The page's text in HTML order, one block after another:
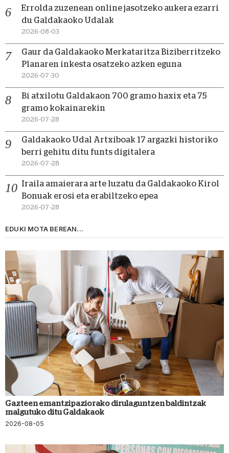
Errolda zuzenean online jasotzeko aukera ezarri
du Galdakaoko Udalak
2026-08-03
Gaur da Galdakaoko Merkataritza Biziberritzeko
Planaren inkesta osatzeko azken eguna
2026-07-30
Bi atxilotu Galdakaon 700 gramo haxix eta 75
gramo kokainarekin
2026-07-28
Galdakaoko Udal Artxiboak 17 argazki historiko
berri gehitu ditu funts digitalera
2026-07-28
Iraila amaierara arte luzatu da Galdakaoko Kirol
Bonuak erosi eta erabiltzeko epea
2026-07-28
EDUKI MOTA BEREAN...
Gazteen emantzipaziorako dirulaguntzen baldintzak
malgutuko ditu Galdakaok
2026-08-05